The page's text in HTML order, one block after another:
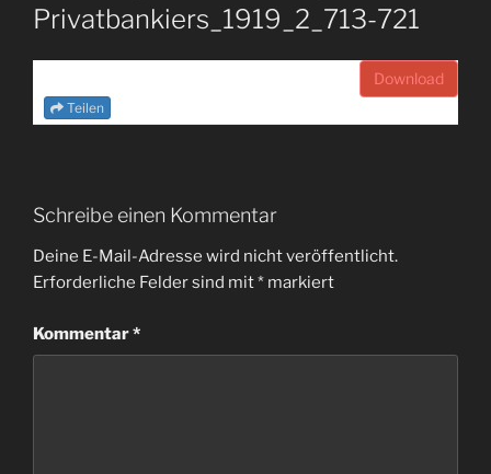
Privatbankiers_1919_2_713-721
Download
Teilen
Schreibe einen Kommentar
Deine E-Mail-Adresse wird nicht veröffentlicht.
Erforderliche Felder sind mit* markiert
Kommentar*